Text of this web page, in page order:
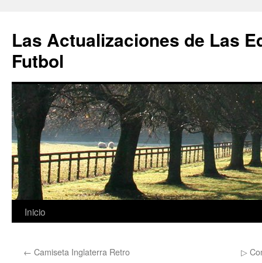
Las Actualizaciones de Las
Futbol
Saltar
contenido
Inicio
← Camiseta Inglaterra Retro ▷